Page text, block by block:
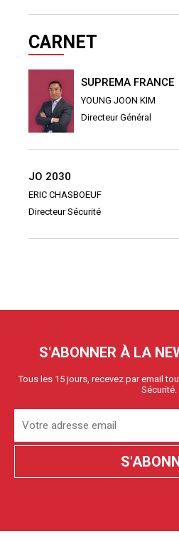
CARNET
SUPREMA FRANCE
YOUNG JOON KIM
Directeur Général
JO 2030
ERIC CHASBOEUF
Directeur Sécurité
S'ABONNER À LA
Tous les 15 jours, recevez par email
Sécurité.